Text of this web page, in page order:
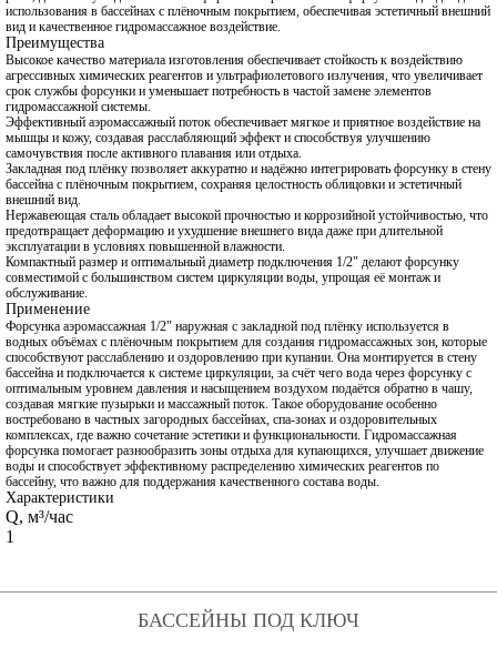
использования в бассейнах с плёночным покрытием, обеспечивая эстетичный внешний
вид и качественное гидромассажное воздействие.
Преимущества
Высокое качество материала изготовления обеспечивает стойкость к воздействию
агрессивных химических реагентов и ультрафиолетового излучения, что увеличивает
срок службы форсунки и уменьшает потребность в частой замене элементов
гидромассажной системы.
Эффективный аэромассажный поток обеспечивает мягкое и приятное воздействие на
мышцы и кожу, создавая расслабляющий эффект и способствуя улучшению
самочувствия после активного плавания или отдыха.
Закладная под плёнку позволяет аккуратно и надёжно интегрировать форсунку в стену
бассейна с плёночным покрытием, сохраняя целостность облицовки и эстетичный
внешний вид.
Нержавеющая сталь обладает высокой прочностью и коррозийной устойчивостью, что
предотвращает деформацию и ухудшение внешнего вида даже при длительной
эксплуатации в условиях повышенной влажности.
Компактный размер и оптимальный диаметр подключения 1/2" делают форсунку
совместимой с большинством систем циркуляции воды, упрощая её монтаж и
обслуживание.
Применение
Форсунка аэромассажная 1/2" наружная с закладной под плёнку используется в
водных объёмах с плёночным покрытием для создания гидромассажных зон, которые
способствуют расслаблению и оздоровлению при купании. Она монтируется в стену
бассейна и подключается к системе циркуляции, за счёт чего вода через форсунку с
оптимальным уровнем давления и насыщением воздухом подаётся обратно в чашу,
создавая мягкие пузырьки и массажный поток. Такое оборудование особенно
востребовано в частных загородных бассейнах, спа-зонах и оздоровительных
комплексах, где важно сочетание эстетики и функциональности. Гидромассажная
форсунка помогает разнообразить зоны отдыха для купающихся, улучшает движение
воды и способствует эффективному распределению химических реагентов по
бассейну, что важно для поддержания качественного состава воды.
Характеристики
Q, м³/час
1
БАССЕЙНЫ ПОД КЛЮЧ